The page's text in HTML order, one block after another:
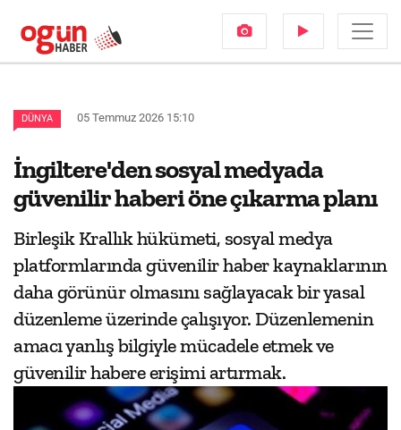
DÜNYA 05 Temmuz 2026 15:10
İngiltere'den sosyal medyada
güvenilir haberi öne çıkarma planı
Birleşik Krallık hükümeti, sosyal medya
platformlarında güvenilir haber kaynaklarının
daha görünür olmasını sağlayacak bir yasal
düzenleme üzerinde çalışıyor. Düzenlemenin
amacı yanlış bilgiyle mücadele etmek ve
güvenilir habere erişimi artırmak.